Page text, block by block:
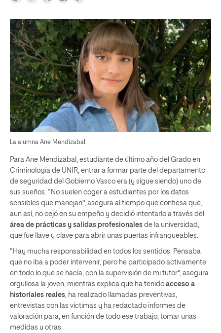
La alumna Ane Mendizabal.
Para Ane Mendizabal, estudiante de último año del Grado en
Criminología de UNIR, entrar a formar parte del departamento
de seguridad del Gobierno Vasco era (y sigue siendo) uno de
sus sueños. “No suelen coger a estudiantes por los datos
sensibles que manejan”, asegura al tiempo que confiesa que,
aun así, no cejó en su empeño y decidió intentarlo a través del
área de prácticas y salidas profesionales de la universidad,
que fue llave y clave para abrir unas puertas infranqueables.
“Hay mucha responsabilidad en todos los sentidos. Pensaba
que no iba a poder intervenir, pero he participado activamente
en todo lo que se hacía, con la supervisión de mi tutor”, asegura
orgullosa la joven, mientras explica que ha tenido acceso a
historiales reales, ha realizado llamadas preventivas,
entrevistas con las víctimas y ha redactado informes de
valoración para, en función de todo ese trabajo, tomar unas
medidas u otras.